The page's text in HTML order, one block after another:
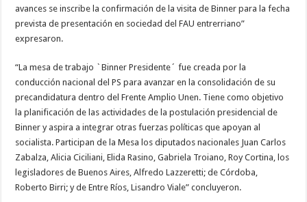
avances se inscribe la confirmación de la visita de Binner para la fecha
prevista de presentación en sociedad del FAU entrerriano”
expresaron.
“La mesa de trabajo `Binner Presidente´ fue creada por la
conducción nacional del PS para avanzar en la consolidación de su
precandidatura dentro del Frente Amplio Unen. Tiene como objetivo
la planificación de las actividades de la postulación presidencial de
Binner y aspira a integrar otras fuerzas políticas que apoyan al
socialista. Participan de la Mesa los diputados nacionales Juan Carlos
Zabalza, Alicia Ciciliani, Elida Rasino, Gabriela Troiano, Roy Cortina, los
legisladores de Buenos Aires, Alfredo Lazzeretti; de Córdoba,
Roberto Birri; y de Entre Ríos, Lisandro Viale” concluyeron.